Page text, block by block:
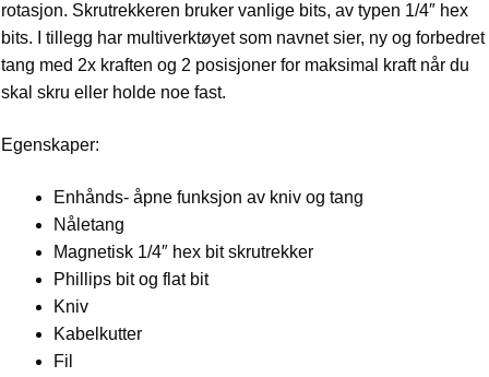
rotasjon. Skrutrekkeren bruker vanlige bits, av typen 1/4″ hex
bits. I tillegg har multiverktøyet som navnet sier, ny og forbedret
tang med 2x kraften og 2 posisjoner for maksimal kraft når du
skal skru eller holde noe fast.
Egenskaper:
Enhånds- åpne funksjon av kniv og tang
Nåletang
Magnetisk 1/4″ hex bit skrutrekker
Phillips bit og flat bit
Kniv
Kabelkutter
Fil